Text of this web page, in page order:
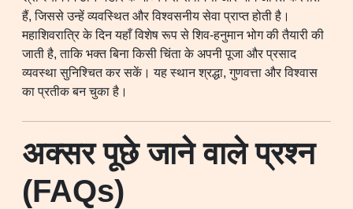
हैं, जिससे उन्हें व्यवस्थित और विश्वसनीय सेवा प्राप्त होती है।
महाशिवरात्रि के दिन यहाँ विशेष रूप से शिव-हनुमान भोग की तैयारी की
जाती है, ताकि भक्त बिना किसी चिंता के अपनी पूजा और प्रसाद
व्यवस्था सुनिश्चित कर सकें। यह स्थान श्रद्धा, गुणवत्ता और विश्वास
का प्रतीक बन चुका है।
अक्सर पूछे जाने वाले प्रश्न
(FAQs)